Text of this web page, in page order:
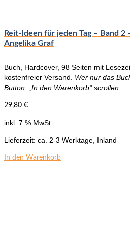
Reit-Ideen für jeden Tag – Band 2
Angelika Graf
Buch, Hardcover, 98 Seiten mit
kostenfreier Versand. Wer nur das
Button „In den Warenkorb“ scrollen.
29,80 €
inkl. 7 % MwSt.
Lieferzeit: ca. 2-3 Werktage, Inland
In den Warenkorb